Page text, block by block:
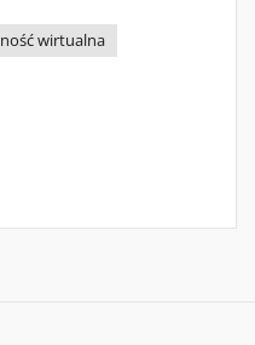
wirtualna